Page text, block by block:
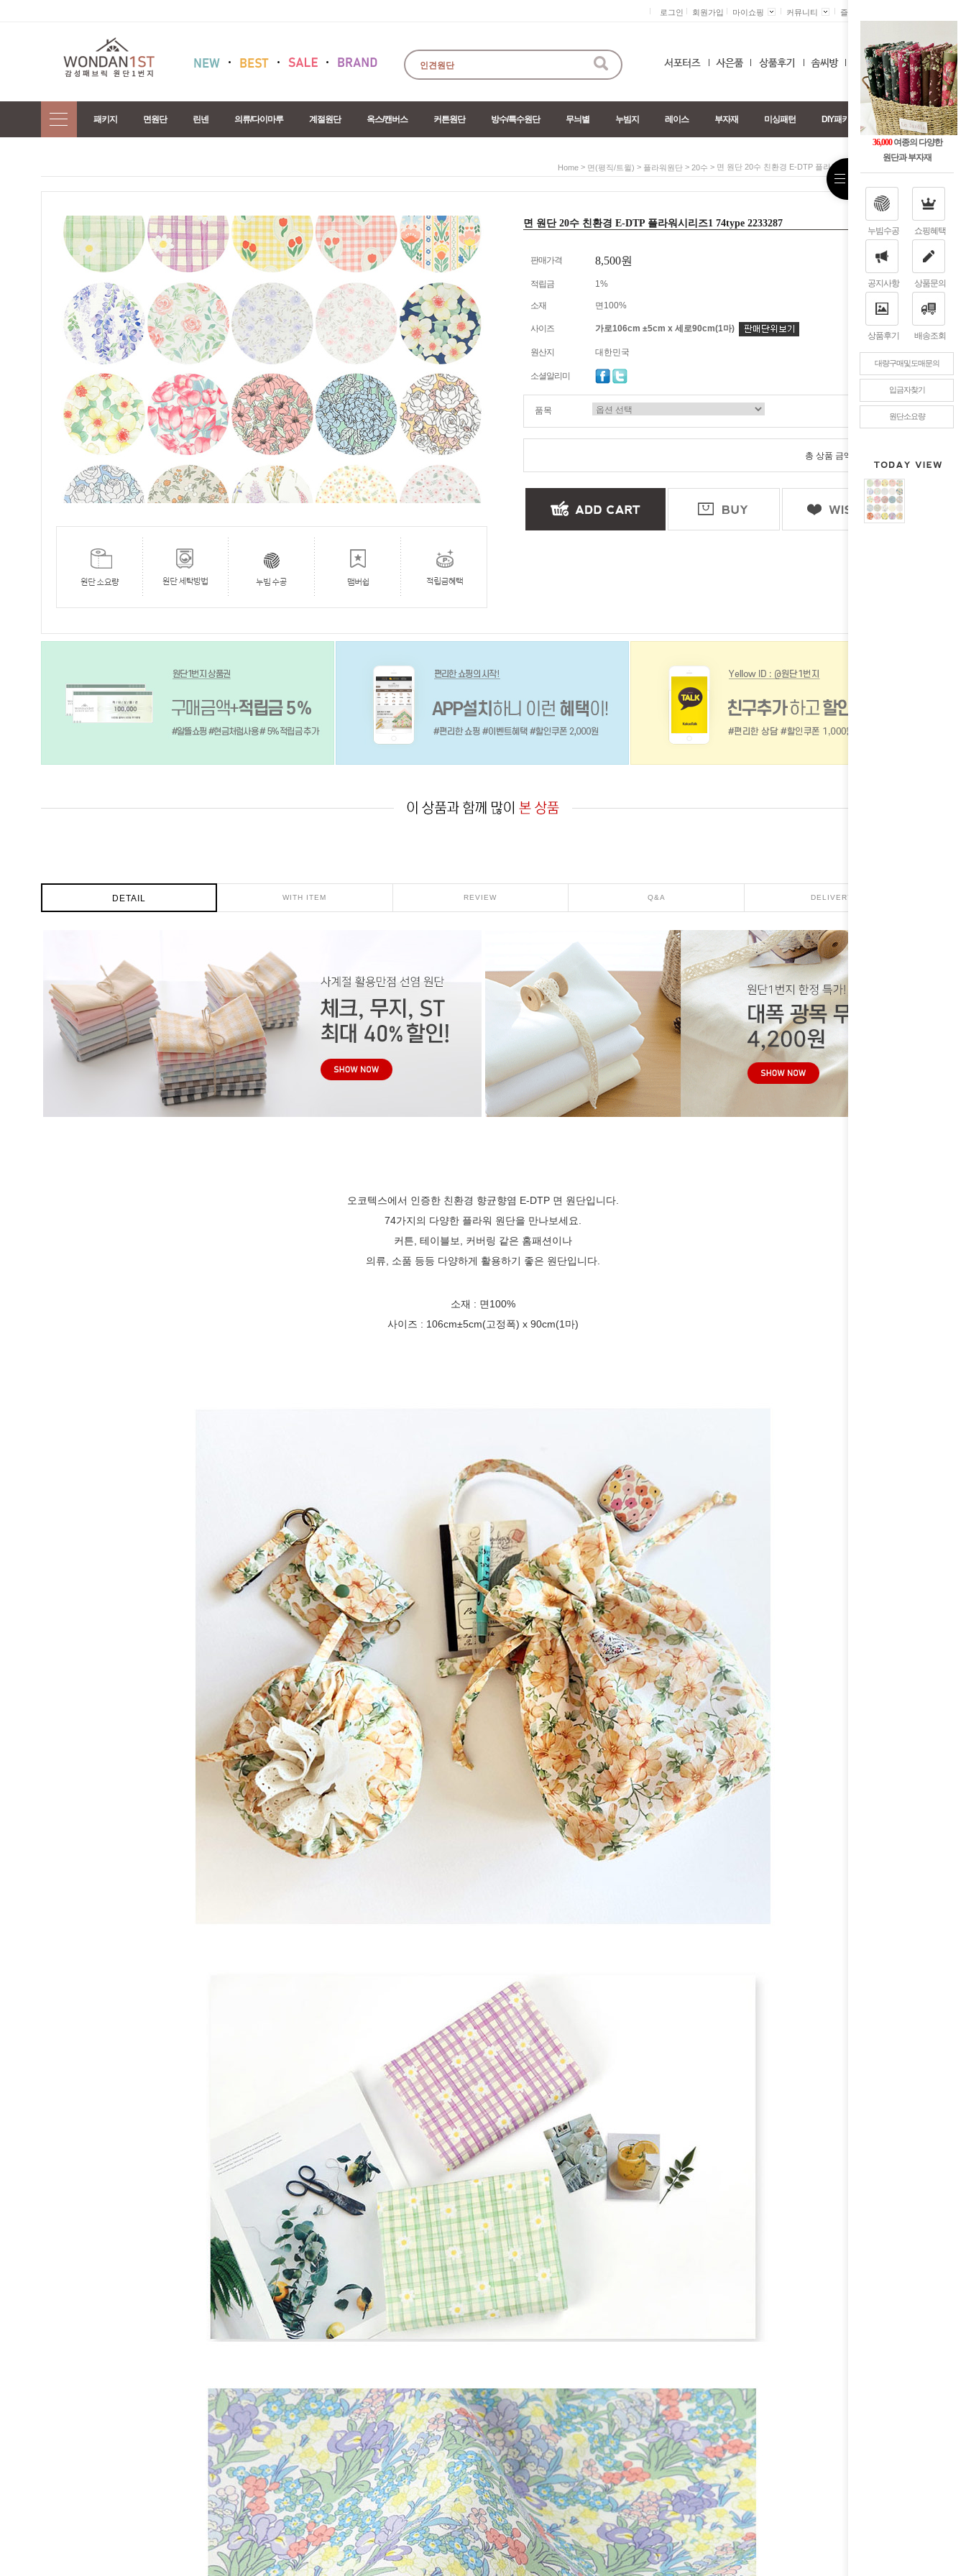
36,000여종의 다양한
원단과 부자재
누빔수공 쇼핑혜택
공지사항 상품문의
상품후기 배송조회
대량구매및도매문의
입금자찾기
원단소요량
로그인 회원가입 마이쇼핑 커뮤니티 즐겨찾기 +
0
패키지 면원단 린넨 의류/다이마루 계절원단 옥스/캔버스 커튼원단 방수/특수원단 무늬별 누빔지 레이스 부자재 미싱패턴 DIY패키지
Home > 면(평직/트윌) > 플라워원단 > 20수 > 면 원단 20수 친환경 E-DTP 플라워시리즈1 74type 2233287
면 원단 20수 친환경 E-DTP 플라워시리즈1 74type 2233287
판매가격 8,500원
적립금 1%
소재 면100%
사이즈 가로106cm ±5cm x 세로90cm(1마)
원산지 대한민국
소셜알리미
품목
총 상품 금액
DETAIL WITH ITEM REVIEW Q&A DELIVERY
오코텍스에서 인증한 친환경 향균향염 E-DTP 면 원단입니다.
74가지의 다양한 플라워 원단을 만나보세요.
커튼, 테이블보, 커버링 같은 홈패션이나
의류, 소품 등등 다양하게 활용하기 좋은 원단입니다.
소재 : 면100%
사이즈 : 106cm±5cm(고정폭) x 90cm(1마)